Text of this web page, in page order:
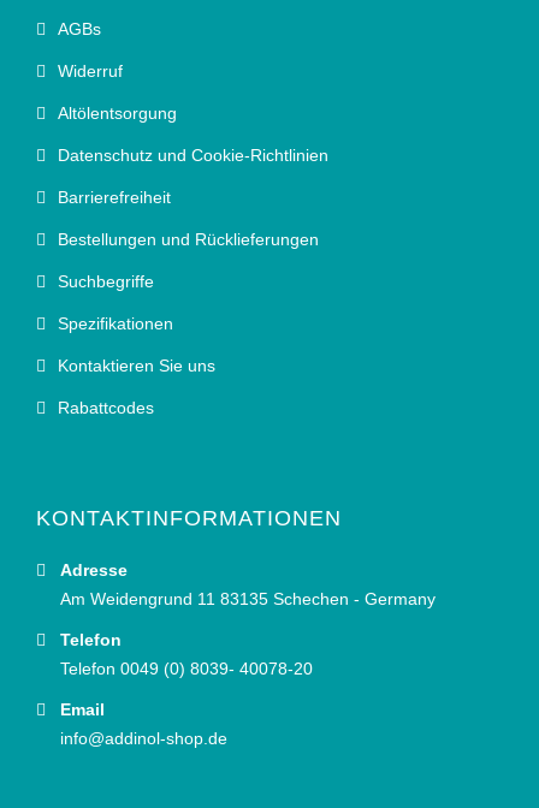
AGBs
Widerruf
Altölentsorgung
Datenschutz und Cookie-Richtlinien
Barrierefreiheit
Bestellungen und Rücklieferungen
Suchbegriffe
Spezifikationen
Kontaktieren Sie uns
Rabattcodes
KONTAKTINFORMATIONEN
Adresse
Am Weidengrund 11 83135 Schechen - Germany
Telefon
Telefon 0049 (0) 8039- 40078-20
Email
info@addinol-shop.de